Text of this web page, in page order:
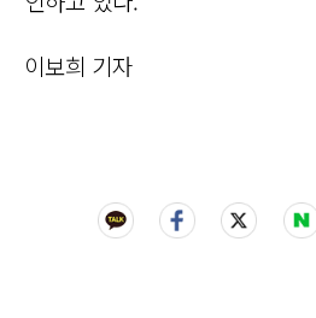
이보희 기자